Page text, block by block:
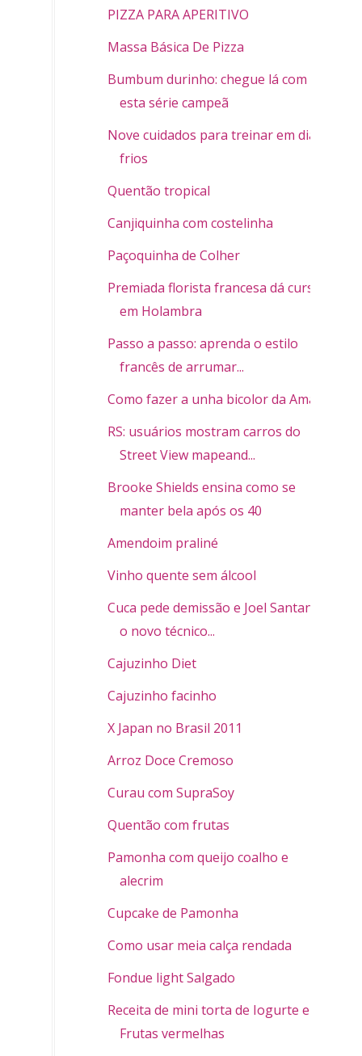
PIZZA PARA APERITIVO
Massa Básica De Pizza
Bumbum durinho: chegue lá com
esta série campeã
Nove cuidados para treinar em dias
frios
Quentão tropical
Canjiquinha com costelinha
Paçoquinha de Colher
Premiada florista francesa dá cursos
em Holambra
Passo a passo: aprenda o estilo
francês de arrumar...
Como fazer a unha bicolor da Amapô
RS: usuários mostram carros do
Street View mapeand...
Brooke Shields ensina como se
manter bela após os 40
Amendoim praliné
Vinho quente sem álcool
Cuca pede demissão e Joel Santana é
o novo técnico...
Cajuzinho Diet
Cajuzinho facinho
X Japan no Brasil 2011
Arroz Doce Cremoso
Curau com SupraSoy
Quentão com frutas
Pamonha com queijo coalho e
alecrim
Cupcake de Pamonha
Como usar meia calça rendada
Fondue light Salgado
Receita de mini torta de Iogurte e
Frutas vermelhas